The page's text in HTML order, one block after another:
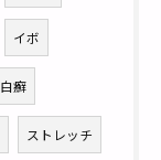
イボ
白癬
ストレッチ